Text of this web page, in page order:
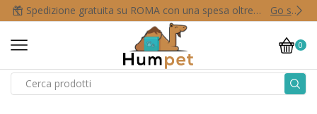
Spedizione gratuita su ROMA con una spesa oltre i 50,00 € Go shop
0